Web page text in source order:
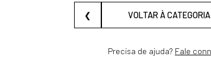
❮ VOLTAR À CATEGORIA
Precisa de ajuda? Fale